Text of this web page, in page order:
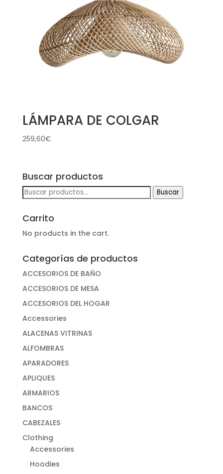
LÁMPARA DE COLGAR
259,60€
Buscar productos
Buscar
Buscar
Carrito
No products in the cart.
Categorías de productos
ACCESORIOS DE BAÑO
ACCESORIOS DE MESA
ACCESORIOS DEL HOGAR
Accessories
ALACENAS VITRINAS
ALFOMBRAS
APARADORES
APLIQUES
ARMARIOS
BANCOS
CABEZALES
Clothing
Accessories
Hoodies